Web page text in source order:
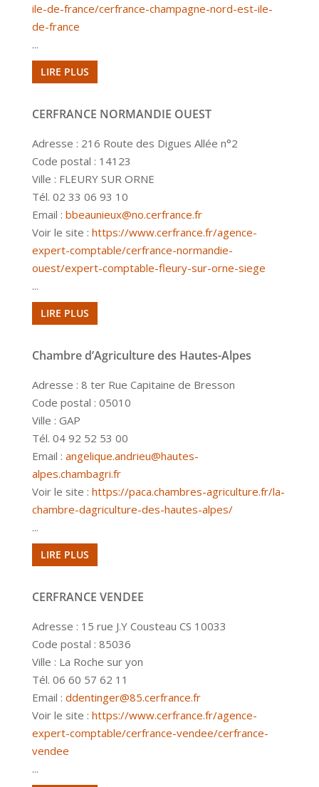
ile-de-france/cerfrance-champagne-nord-est-ile-
de-france
...
LIRE PLUS
CERFRANCE NORMANDIE OUEST
Adresse : 216 Route des Digues Allée n°2
Code postal : 14123
Ville : FLEURY SUR ORNE
Tél. 02 33 06 93 10
Email : bbeaunieux@no.cerfrance.fr
Voir le site : https://www.cerfrance.fr/agence-
expert-comptable/cerfrance-normandie-
ouest/expert-comptable-fleury-sur-orne-siege
...
LIRE PLUS
Chambre d’Agriculture des Hautes-Alpes
Adresse : 8 ter Rue Capitaine de Bresson
Code postal : 05010
Ville : GAP
Tél. 04 92 52 53 00
Email : angelique.andrieu@hautes-
alpes.chambagri.fr
Voir le site : https://paca.chambres-agriculture.fr/la-
chambre-dagriculture-des-hautes-alpes/
...
LIRE PLUS
CERFRANCE VENDEE
Adresse : 15 rue J.Y Cousteau CS 10033
Code postal : 85036
Ville : La Roche sur yon
Tél. 06 60 57 62 11
Email : ddentinger@85.cerfrance.fr
Voir le site : https://www.cerfrance.fr/agence-
expert-comptable/cerfrance-vendee/cerfrance-
vendee
...